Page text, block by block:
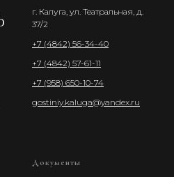
г. Калуга, ул. Театральная, д.
37/2
+7 (4842) 56-34-40
+7 (4842) 57-61-11
+7 (958) 650-10-74
gostiniy.kaluga@yandex.ru
Документы